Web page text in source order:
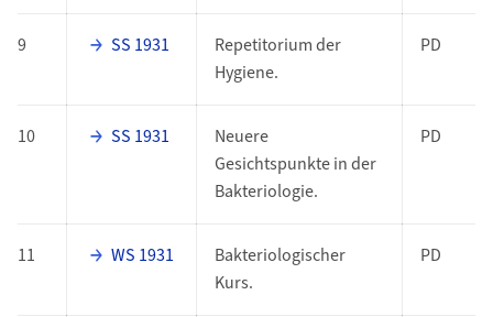
9 SS 1931
Repetitorium der
Hygiene.
PD
10 SS 1931
Neuere
Gesichtspunkte in der
Bakteriologie.
PD
11 WS 1931
Bakteriologischer
Kurs.
PD